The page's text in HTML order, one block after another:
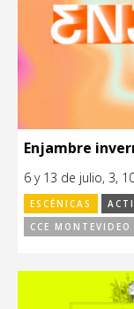
Enjambre
6 y 13 de julio, 3,
ESCÉNICAS
CCE